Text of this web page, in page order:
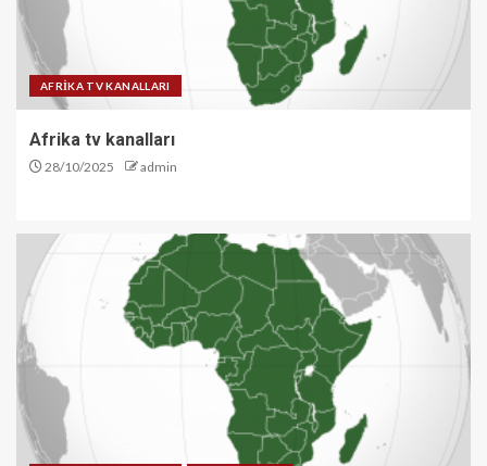
AFRİKA TV KANALLARI
Afrika tv kanalları
28/10/2025 admin